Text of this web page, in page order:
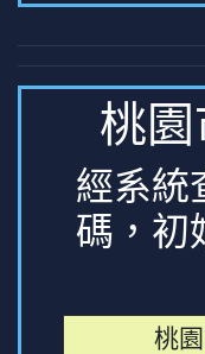
桃
經系統
碼，初
桃